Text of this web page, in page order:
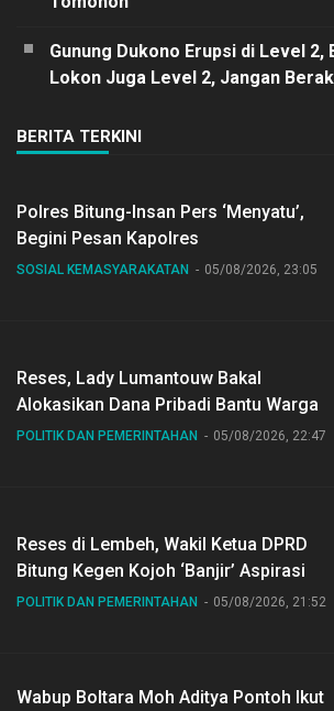
Gunung Dukono Erupsi di Level 2,
Lokon Juga Level 2, Jangan
BERITA TERKINI
Polres Bitung-Insan Pers ‘Menyatu’,
Begini Pesan Kapolres
SOSIAL KEMASYARAKATAN 05/08/2026, 23:05
Reses, Lady Lumantouw Bakal
Alokasikan Dana Pribadi Bantu Warga
POLITIK DAN PEMERINTAHAN 05/08/2026, 22:47
Reses di Lembeh, Wakil Ketua DPRD
Bitung Kegen Kojoh ‘Banjir’ Aspirasi
POLITIK DAN PEMERINTAHAN 05/08/2026, 21:52
Wabup Boltara Moh Aditya Pontoh Ikut